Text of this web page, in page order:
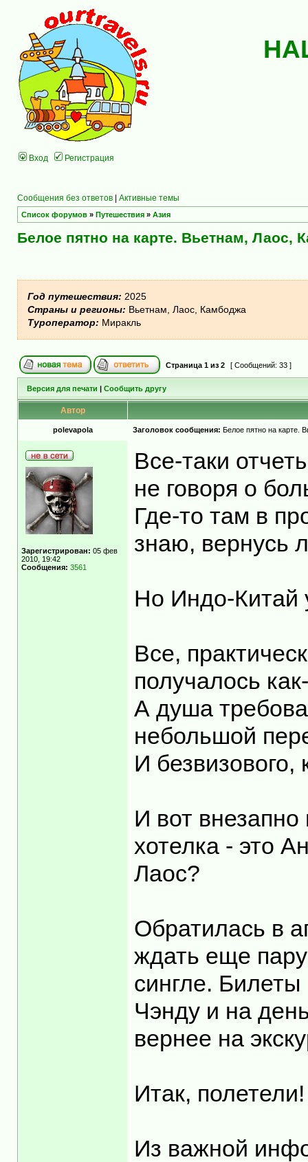
Вход Регистрация
Сообщения без ответов | Активные темы
Список форумов » Путешествия » Азия
Белое пятно на карте. Вьетнам, Лаос,
Год путешествия: 2025
Страны и регионы: Вьетнам, Лаос, Камбоджа
Туроператор: Миракль
Страница 1 из 2 [ Сообщений: 33 ]
Версия для печати | Сообщить другу
Автор
polevapola Заголовок сообщения: Белое пятно на карте.
Зарегистрирован: 05 фев
2010, 19:42
Сообщения: 3561
Все-таки
не говоря о
Где-то там в
знаю, вернусь
Но Индо-Китай
Все,
получалось
А душа
небольшой
И безвизового,
И вот
хотелка - это
Лаос?
Обратилась в
ждать еще
сингле.
Чэнду и на
вернее на
Итак, полетели!
Из важной